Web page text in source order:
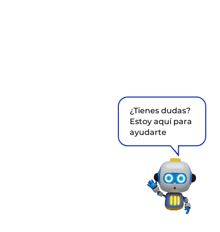
¿Tienes dudas?
Estoy aquí para
ayudarte